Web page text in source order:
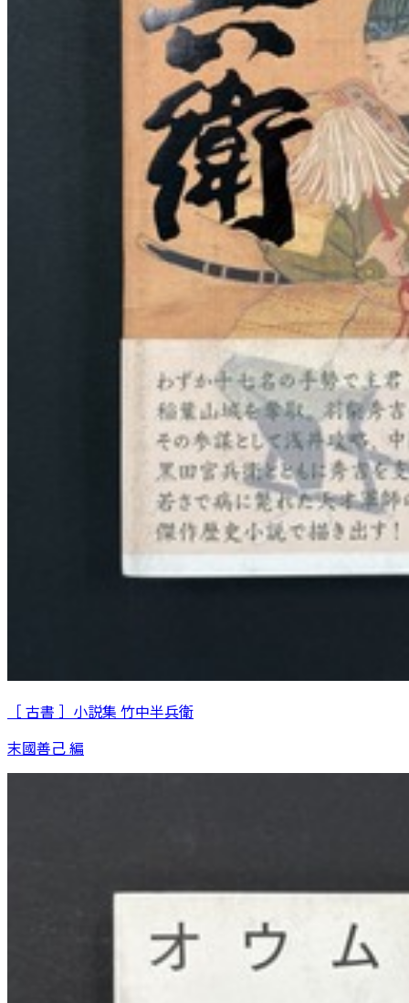
［ 古書 ］小説集 竹中半兵衛
末國善己 編